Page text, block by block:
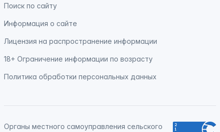
Поиск по сайту
Информация о сайте
Лицензия на распространение информации
18+ Ограничение информации по возрасту
Политика обработки персональных данных
Органы местного самоуправления сельского